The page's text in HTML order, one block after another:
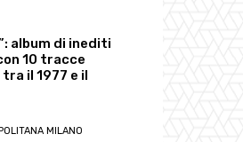
album di inediti
10 tracce
il 1977 e il
MILANO